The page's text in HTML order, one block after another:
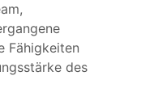
Fähigkeiten
des